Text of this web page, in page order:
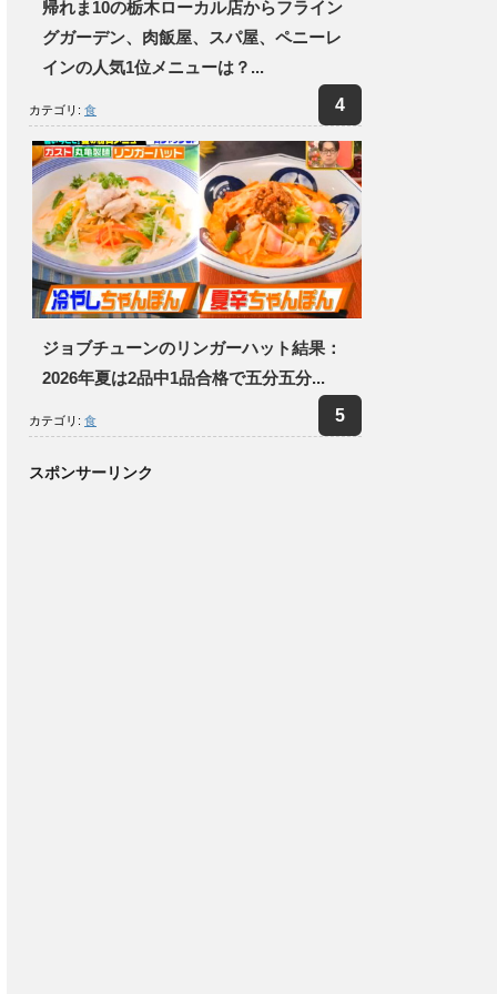
帰れま10の栃木ローカル店からフライン
グガーデン、肉飯屋、スパ屋、ペニーレ
インの人気1位メニューは？...
カテゴリ: 食
ジョブチューンのリンガーハット結果：
2026年夏は2品中1品合格で五分五分...
カテゴリ: 食
スポンサーリンク